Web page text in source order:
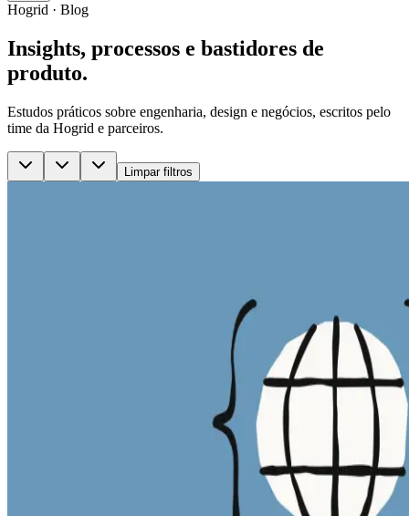
Hogrid · Blog
Insights, processos e bastidores de
produto.
Estudos práticos sobre engenharia, design e negócios, escritos pelo
time da Hogrid e parceiros.
Limpar filtros